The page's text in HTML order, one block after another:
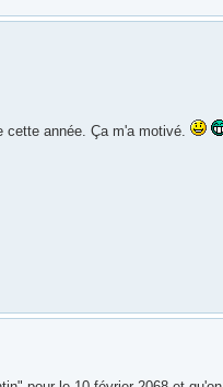
année. Ça m'a motivé.